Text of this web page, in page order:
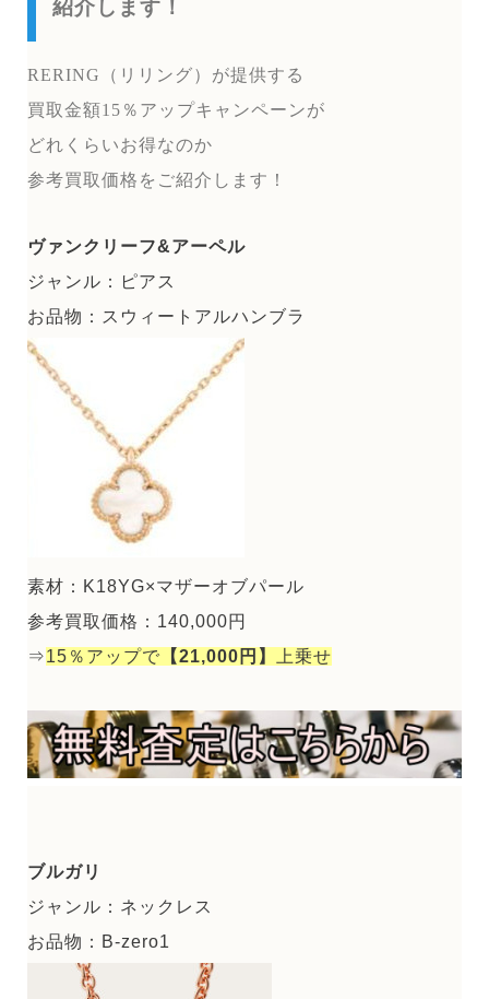
紹介します！
RERING（リリング）が提供する
買取金額15％アップキャンペーンが
どれくらいお得なのか
参考買取価格をご紹介します！
ヴァンクリーフ&アーペル
ジャンル：ピアス
お品物：スウィートアルハンブラ
素材：K18YG×マザーオブパール
参考買取価格：140,000円
⇒15％アップで 【21,000円】 上乗せ
ブルガリ
ジャンル：ネックレス
お品物：B-zero1